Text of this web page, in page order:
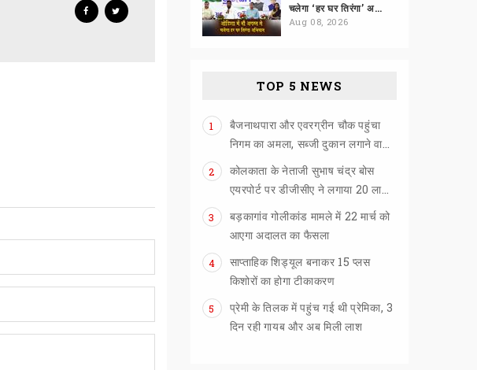
चलेगा ‘हर घर तिरंगा’ अभियान
Aug 08, 2026
TOP 5 NEWS
1
बैजनाथपारा और एवरग्रीन चौक पहुंचा
2
कोलकाता के नेताजी सुभाष चंद्र बोस
3
बड़कागांव गोलीकांड मामले में 22 मार्च को
आएगा अदालत का फैसला
4
साप्ताहिक शिड्यूल बनाकर 15 प्लस
किशोरों का होगा टीकाकरण
5
प्रेमी के तिलक में पहुंच गई थी प्रेमिका, 3
दिन रही गायब और अब मिली लाश